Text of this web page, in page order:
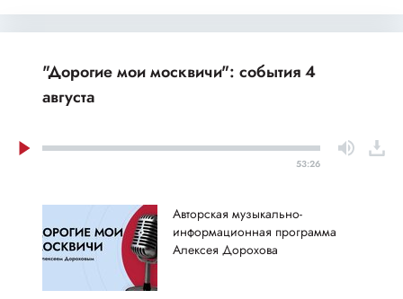
"Дорогие мои москвичи": события 4
августа
53:26
Авторская музыкально-
информационная программа
Алексея Дорохова